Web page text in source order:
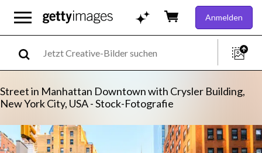
Anmelden
Street in Manhattan Downtown with Crysler Building,
New York City, USA - Stock-Fotografie